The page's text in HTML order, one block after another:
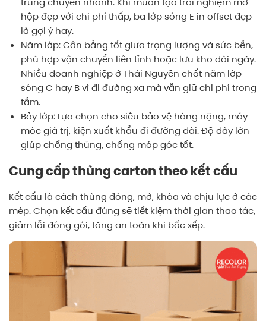
hộp đẹp với chi phí thấp, ba lớp sóng E in offset đẹp
là gợi ý hay.
Năm lớp: Cân bằng tốt giữa trọng lượng và sức bền,
phù hợp vận chuyển liên tỉnh hoặc lưu kho dài ngày.
Nhiều doanh nghiệp ở Thái Nguyên chốt năm lớp
sóng C hay B vì đi đường xa mà vẫn giữ chi phí trong
tầm.
Bảy lớp: Lựa chọn cho siêu bảo vệ hàng nặng, máy
móc giá trị, kiện xuất khẩu đi đường dài. Độ dày lớn
giúp chống thủng, chống móp góc tốt.
Cung cấp thùng carton theo kết cấu
Kết cấu là cách thùng đóng, mở, khóa và chịu lực ở các
mép. Chọn kết cấu đúng sẽ tiết kiệm thời gian thao tác,
giảm lỗi đóng gói, tăng an toàn khi bốc xếp.